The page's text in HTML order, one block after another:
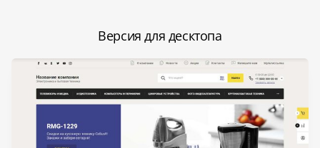
Версия для десктопа